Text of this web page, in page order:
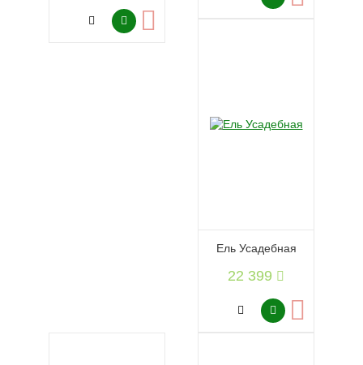
Ель Усадебная
22 399